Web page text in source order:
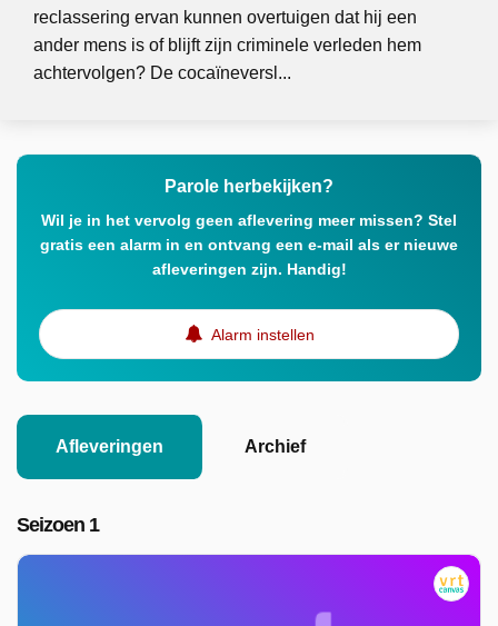
reclassering ervan kunnen overtuigen dat hij een
ander mens is of blijft zijn criminele verleden hem
achtervolgen? De cocaïneversl...
Parole herbekijken?
Wil je in het vervolg geen aflevering meer missen? Stel
gratis een alarm in en ontvang een e-mail als er nieuwe
afleveringen zijn. Handig!
Alarm instellen
Afleveringen Archief
Seizoen 1